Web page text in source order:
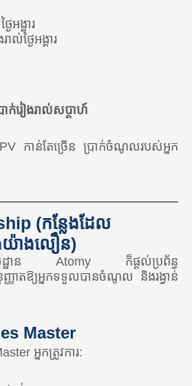
ៃអង្គារ
ល់ថ្ងៃអង្គារ
ក់រៀងរាល់សប្តាហ៍
PV កាន់តែច្រើន ប្រាក់ចំណូលរបស់អ្នក
(កន្លែងដែល
ាងលឿន)
មូលដ្ឋាន Atomy ក៏ផ្តល់ប្រព័ន្ធ
ញាតឱ្យអ្នកទទួលបានចំណូល និងរង្វាន់
Master
អ្នកត្រូវការ: